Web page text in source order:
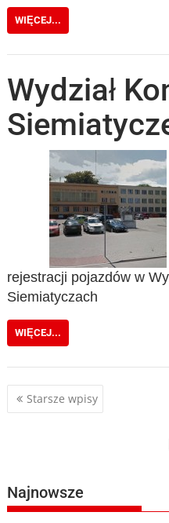
WIĘCEJ...
Wydział
rejestracji pojazdów w
Siemiatyczach
WIĘCEJ...
Nawigacja
Starsze wpisy
Najnowsze